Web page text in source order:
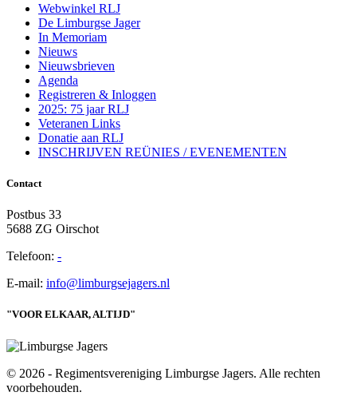
Webwinkel RLJ
De Limburgse Jager
In Memoriam
Nieuws
Nieuwsbrieven
Agenda
Registreren & Inloggen
2025: 75 jaar RLJ
Veteranen Links
Donatie aan RLJ
INSCHRIJVEN REÜNIES / EVENEMENTEN
Contact
Postbus 33
5688 ZG Oirschot
Telefoon: -
E-mail: info@limburgsejagers.nl
"VOOR ELKAAR, ALTIJD"
© 2026 - Regimentsvereniging Limburgse Jagers. Alle rechten
voorbehouden.